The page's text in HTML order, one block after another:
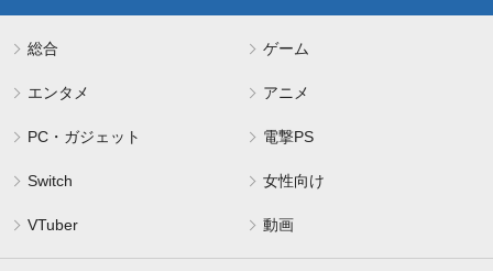
総合 ゲーム
エンタメ アニメ
PC・ガジェット 電撃PS
Switch 女性向け
VTuber 動画